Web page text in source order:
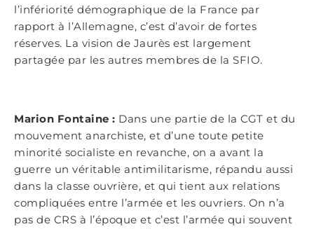
l’infériorité démographique de la France par
rapport à l’Allemagne, c’est d’avoir de fortes
réserves. La vision de Jaurès est largement
partagée par les autres membres de la SFIO.
Marion Fontaine : Dans une partie de la CGT et du
mouvement anarchiste, et d’une toute petite
minorité socialiste en revanche, on a avant la
guerre un véritable antimilitarisme, répandu aussi
dans la classe ouvrière, et qui tient aux relations
compliquées entre l’armée et les ouvriers. On n’a
pas de CRS à l’époque et c’est l’armée qui souvent